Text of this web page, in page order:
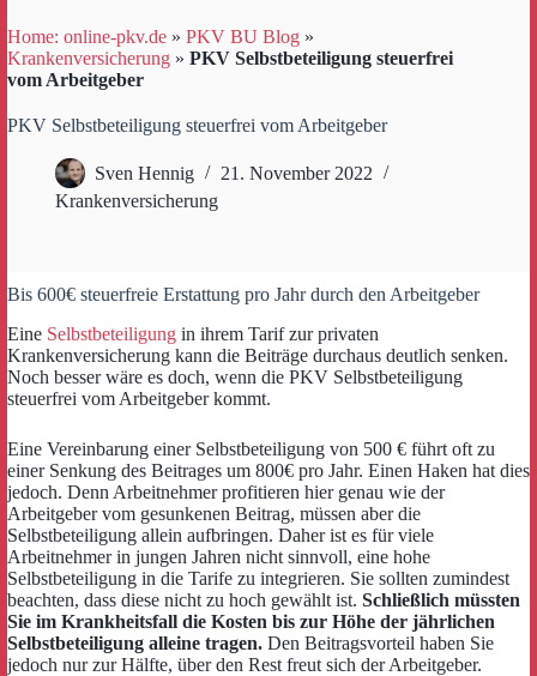
Home: online-pkv.de » PKV BU Blog »
Krankenversicherung » PKV Selbstbeteiligung steuerfrei
vom Arbeitgeber
PKV Selbstbeteiligung steuerfrei vom Arbeitgeber
Sven Hennig
21. November 2022
Krankenversicherung
Bis 600€ steuerfreie Erstattung pro Jahr durch den Arbeitgeber
Eine Selbstbeteiligung in ihrem Tarif zur privaten
Krankenversicherung kann die Beiträge durchaus deutlich senken.
Noch besser wäre es doch, wenn die PKV Selbstbeteiligung
steuerfrei vom Arbeitgeber kommt.
Eine Vereinbarung einer Selbstbeteiligung von 500 € führt oft zu
einer Senkung des Beitrages um 800€ pro Jahr. Einen Haken hat dies
jedoch. Denn Arbeitnehmer profitieren hier genau wie der
Arbeitgeber vom gesunkenen Beitrag, müssen aber die
Selbstbeteiligung allein aufbringen. Daher ist es für viele
Arbeitnehmer in jungen Jahren nicht sinnvoll, eine hohe
Selbstbeteiligung in die Tarife zu integrieren. Sie sollten zumindest
beachten, dass diese nicht zu hoch gewählt ist. Schließlich müssten
Sie im Krankheitsfall die Kosten bis zur Höhe der jährlichen
Selbstbeteiligung alleine tragen. Den Beitragsvorteil haben Sie
jedoch nur zur Hälfte, über den Rest freut sich der Arbeitgeber.